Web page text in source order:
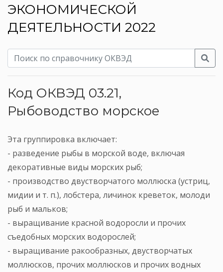
ЭКОНОМИЧЕСКОЙ
ДЕЯТЕЛЬНОСТИ 2022
Код ОКВЭД 03.21,
Рыбоводство морское
Эта группировка включает:
- разведение рыбы в морской воде, включая
декоративные виды морских рыб;
- производство двустворчатого моллюска (устриц,
мидии и т. п.), лобстера, личинок креветок, молоди
рыб и мальков;
- выращивание красной водоросли и прочих
съедобных морских водорослей;
- выращивание ракообразных, двустворчатых
моллюсков, прочих моллюсков и прочих водных